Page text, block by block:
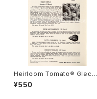
Heirloom Tomato® Gleckl
ers Seedmen's Green Jell
エアルーム・トマト・グレックラー
¥550